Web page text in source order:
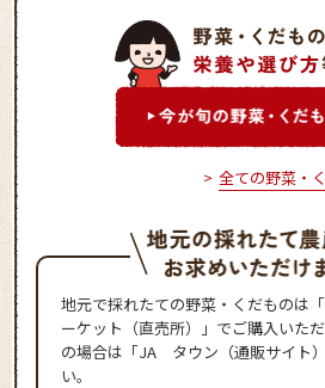
全ての野菜・
地元で採れたての野菜・くだものは
ーケット（直売所）」でご購入いた
の場合は「JA タウン（通販サイト
い。